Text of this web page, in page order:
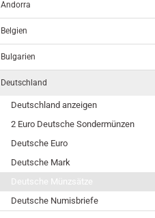
Andorra
Belgien
Bulgarien
Deutschland
Deutschland anzeigen
2 Euro Deutsche Sondermünzen
Deutsche Euro
Deutsche Mark
Deutsche Münzsätze
Deutsche Numisbriefe